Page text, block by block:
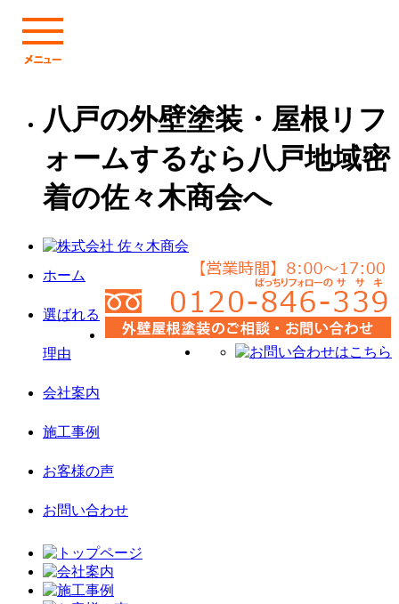
八戸の外壁塗装・屋根リフ
ォームするなら八戸地域密
着の佐々木商会へ
ホーム
選ばれる
理由
会社案内
施工事例
お客様の声
お問い合わせ